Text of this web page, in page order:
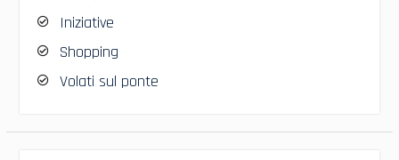
Iniziative
Shopping
Volati sul ponte